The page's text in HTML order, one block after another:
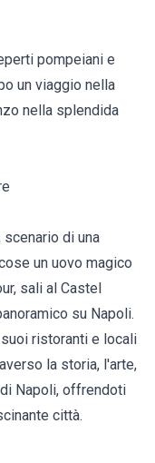
pompeiani e
un viaggio nella
nella splendida
di una
un uovo magico
sali al Castel
su Napoli.
ristoranti e locali
la storia, l'arte,
Napoli, offrendoti
città.